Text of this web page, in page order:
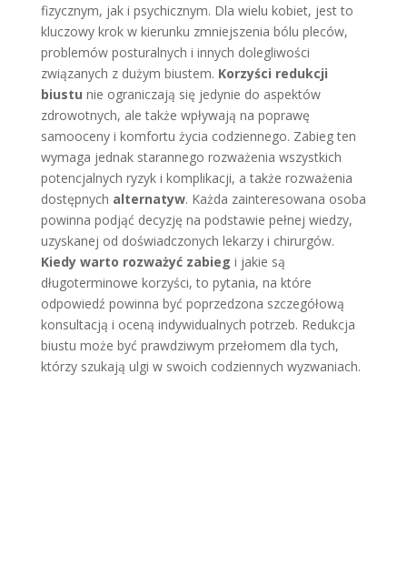
fizycznym, jak i psychicznym. Dla wielu kobiet, jest to
kluczowy krok w kierunku zmniejszenia bólu pleców,
problemów posturalnych i innych dolegliwości
związanych z dużym biustem. Korzyści redukcji
biustu nie ograniczają się jedynie do aspektów
zdrowotnych, ale także wpływają na poprawę
samooceny i komfortu życia codziennego. Zabieg ten
wymaga jednak starannego rozważenia wszystkich
potencjalnych ryzyk i komplikacji, a także rozważenia
dostępnych alternatyw. Każda zainteresowana osoba
powinna podjąć decyzję na podstawie pełnej wiedzy,
uzyskanej od doświadczonych lekarzy i chirurgów.
Kiedy warto rozważyć zabieg i jakie są
długoterminowe korzyści, to pytania, na które
odpowiedź powinna być poprzedzona szczegółową
konsultacją i oceną indywidualnych potrzeb. Redukcja
biustu może być prawdziwym przełomem dla tych,
którzy szukają ulgi w swoich codziennych wyzwaniach.